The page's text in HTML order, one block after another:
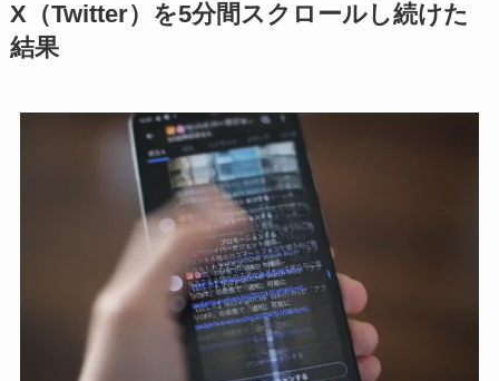
X（Twitter）を5分間スクロールし続けた
結果